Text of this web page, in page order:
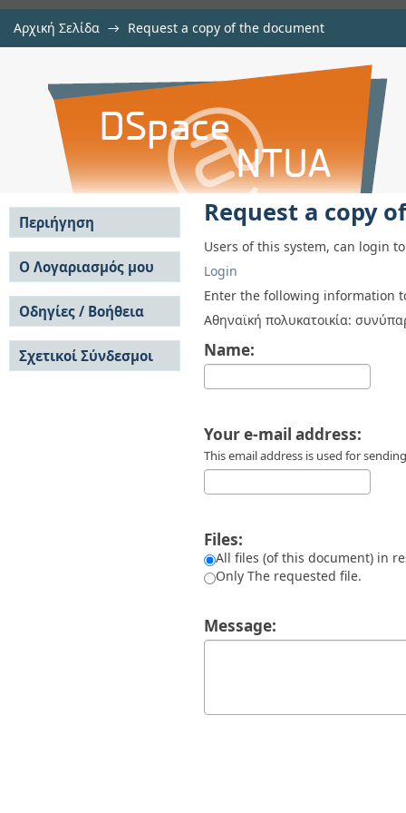
Αρχική Σελίδα → Request a copy of the document
Request a copy of the document
Request a copy
Users of this system, can login
Login
Enter the following information
Αθηναϊκή πολυκατοικία:
Name:
Your e-mail address:
This email address is used for
Files:
All files (of this document) in
Only The requested file.
Message:
Περιήγηση
Σε όλο το DSpace
Κοινότητες & Συλλογές
Ανά Ημερομηνία
Έκδοσης
Συγγραφείς
Τίτλοι
Θέματα
Ο Λογαριασμός μου
Σύνδεση
Εγγραφή
Οδηγίες / Βοήθεια
Οδηγίες Υποβολής
Οδηγίες Χρήσης ΙΑ
Συχνές Ερωτήσεις
Σχετικοί Σύνδεσμοι